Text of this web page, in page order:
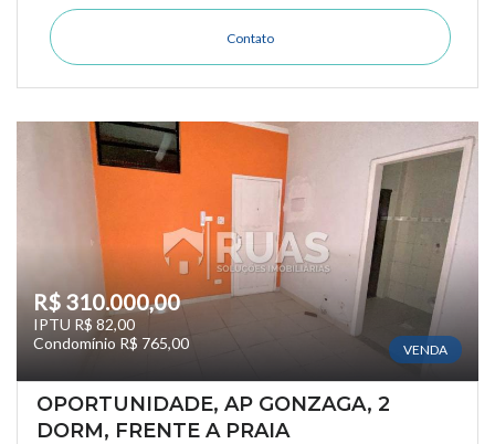
Contato
R$ 310.000,00
IPTU R$ 82,00
Condomínio R$ 765,00
VENDA
OPORTUNIDADE, AP GONZAGA, 2
DORM, FRENTE A PRAIA